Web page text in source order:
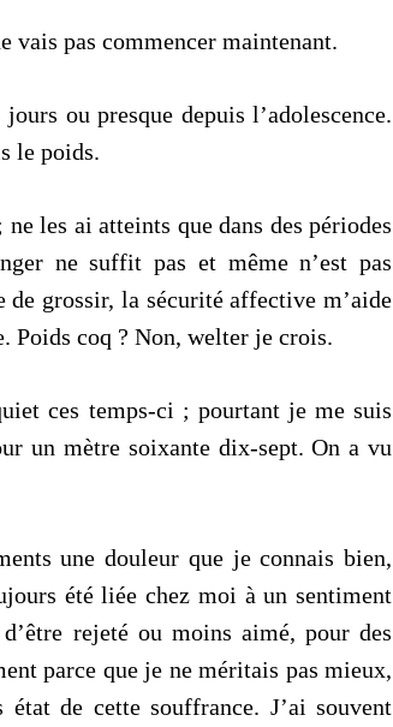
vais pas commencer maintenant.
ou presque depuis l’adolescence.
le poids.
les ai atteints que dans des périodes
ne suffit pas et même n’est pas
de grossir, la sécurité affective m’aide
Poids coq ? Non, welter je crois.
ces temps-ci ; pourtant je me suis
un mètre soixante dix-sept. On a vu
une douleur que je connais bien,
été liée chez moi à un sentiment
rejeté ou moins aimé, pour des
parce que je ne méritais pas mieux,
de cette souffrance. J’ai souvent